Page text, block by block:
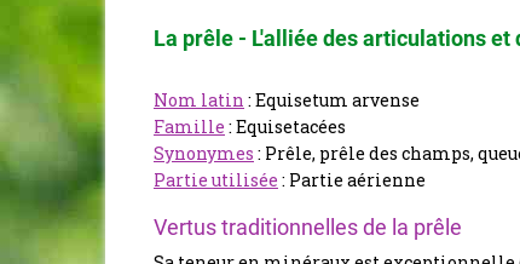
La prêle - L'alliée des articulations
Nom latin : Equisetum arvense
Famille : Equisetacées
Synonymes : Prêle, prêle des champs,
Partie utilisée : Partie aérienne
Vertus traditionnelles de la prêle